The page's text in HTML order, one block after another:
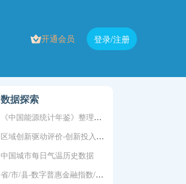
开通会员
登录/注册
数据探索
《中国能源统计年鉴》整理为地区版
区域创新驱动评价-创新投入和产出能力
中国城市每日气温历史数据
省/市/县-数字普惠金融指数/数字经济指数/绿色金融指数/县域数字乡村指数